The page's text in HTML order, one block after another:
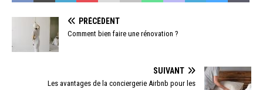
PRÉCÉDENT
Comment bien faire une rénovation ?
SUIVANT
Les avantages de la conciergerie Airbnb pour les